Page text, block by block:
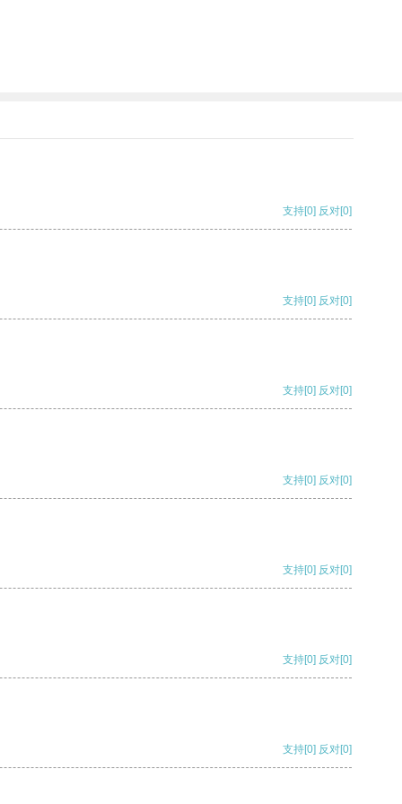
支持[0] 反对[0]
支持[0] 反对[0]
支持[0] 反对[0]
支持[0] 反对[0]
支持[0] 反对[0]
支持[0] 反对[0]
支持[0] 反对[0]